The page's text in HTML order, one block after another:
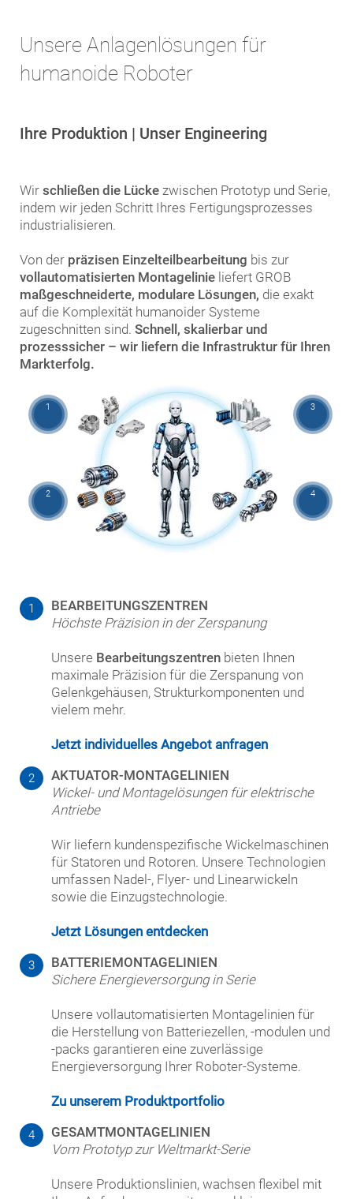
Unsere Anlagenlösungen für
humanoide Roboter
Ihre Produktion | Unser Engineering
Wir schließen die Lücke zwischen Prototyp und Serie,
indem wir jeden Schritt Ihres Fertigungsprozesses
industrialisieren.
Von der präzisen Einzelteilbearbeitung bis zur
vollautomatisierten Montagelinie liefert GROB
maßgeschneiderte, modulare Lösungen, die exakt
auf die Komplexität humanoider Systeme
zugeschnitten sind. Schnell, skalierbar und
prozesssicher – wir liefern die Infrastruktur für Ihren
Markterfolg.
1
2
3
4
1
BEARBEITUNGSZENTREN
Höchste Präzision in der Zerspanung
Unsere Bearbeitungszentren bieten Ihnen
maximale Präzision für die Zerspanung von
Gelenkgehäusen, Strukturkomponenten und
vielem mehr.
Jetzt individuelles Angebot anfragen
2
AKTUATOR-MONTAGELINIEN
Wickel- und Montagelösungen für elektrische
Antriebe
Wir liefern kundenspezifische Wickelmaschinen
für Statoren und Rotoren. Unsere Technologien
umfassen Nadel-, Flyer- und Linearwickeln
sowie die Einzugstechnologie.
Jetzt Lösungen entdecken
3
BATTERIEMONTAGELINIEN
Sichere Energieversorgung in Serie
Unsere vollautomatisierten Montagelinien für
die Herstellung von Batteriezellen, -modulen und
-packs garantieren eine zuverlässige
Energieversorgung Ihrer Roboter-Systeme.
Zu unserem Produktportfolio
4
GESAMTMONTAGELINIEN
Vom Prototyp zur Weltmarkt-Serie
Unsere Produktionslinien, wachsen flexibel mit